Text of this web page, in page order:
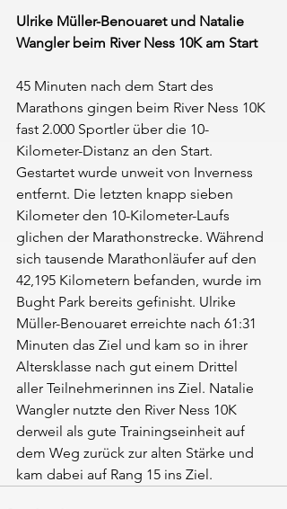
Ulrike Müller-Benouaret und Natalie
Wangler beim River Ness 10K am Start
45 Minuten nach dem Start des
Marathons gingen beim River Ness 10K
fast 2.000 Sportler über die 10-
Kilometer-Distanz an den Start.
Gestartet wurde unweit von Inverness
entfernt. Die letzten knapp sieben
Kilometer den 10-Kilometer-Laufs
glichen der Marathonstrecke. Während
sich tausende Marathonläufer auf den
42,195 Kilometern befanden, wurde im
Bught Park bereits gefinisht. Ulrike
Müller-Benouaret erreichte nach 61:31
Minuten das Ziel und kam so in ihrer
Altersklasse nach gut einem Drittel
aller Teilnehmerinnen ins Ziel. Natalie
Wangler nutzte den River Ness 10K
derweil als gute Trainingseinheit auf
dem Weg zurück zur alten Stärke und
kam dabei auf Rang 15 ins Ziel.